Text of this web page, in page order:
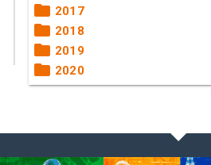
2017
2018
2019
2020